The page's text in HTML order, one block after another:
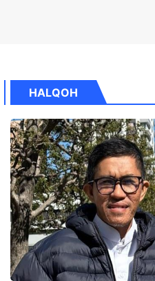
HALQOH